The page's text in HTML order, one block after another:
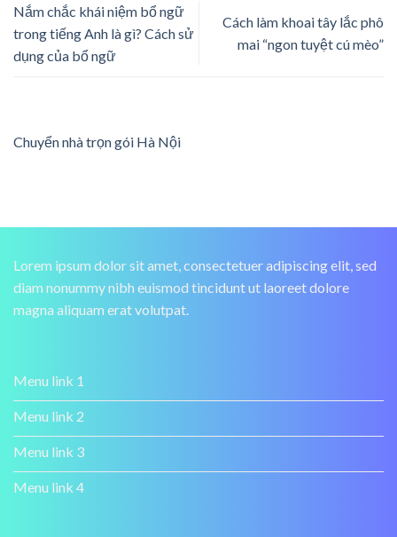
Nắm chắc khái niệm bổ ngữ
trong tiếng Anh là gì? Cách sử
dụng của bổ ngữ
Cách làm khoai tây lắc phô
mai “ngon tuyệt cú mèo”
Chuyển nhà trọn gói Hà Nội
Lorem ipsum dolor sit amet, consectetuer adipiscing elit, sed
diam nonummy nibh euismod tincidunt ut laoreet dolore
magna aliquam erat volutpat.
Menu link 1
Menu link 2
Menu link 3
Menu link 4